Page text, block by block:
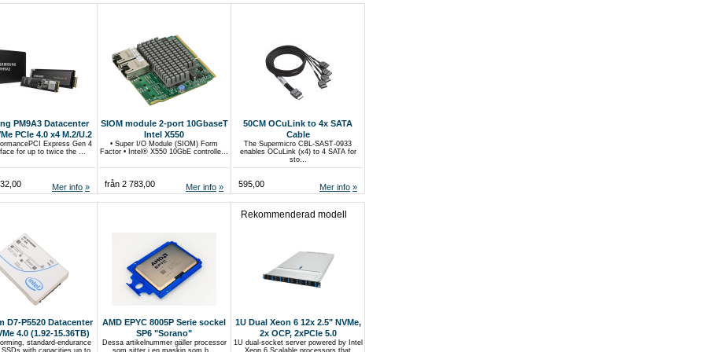
PM9A3 Datacenter
PCIe 4.0 x4 M.2/U.2
7mm 1DWPDExpress Gen 4
for up to twice the ...
Mer info
SIOM module 2-port 10GbaseT
Intel X550
• Super I/O Module (SIOM) Form
Factor • Intel® X550 10GbE controlle...
från 2 783,00 Mer info
50CM OCuLink to 4x SATA
Cable
The Supermicro CBL-SAST-0933
enables OCuLink (x4) to 4 SATA for
sto...
595,00 Mer info
D7-P5520 Datacenter
4.0 (1.92-15.36TB)
U.2 15mm (1DWPD)
standard-endurance
SSDs with capacities up to
AMD EPYC 8005P Serie sockel
SP6 "Sorano"
Dessa artikelnummer gäller processor
som sitter i en maskin som b...
Rekommenderad modell
1U Dual Xeon 6 12x 2.5" NVMe,
2x OCP, 2xPCIe 5.0
1U dual-socket server powered by Intel
Xeon 6 Scalable processors that